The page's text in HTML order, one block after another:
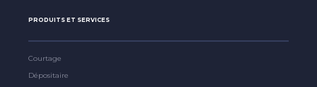
PRODUITS ET SERVICES
Courtage
Dépositaire